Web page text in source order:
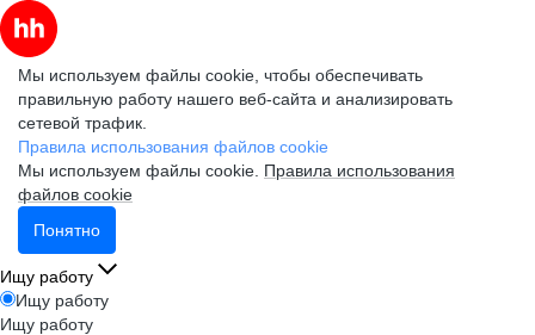
Мы используем файлы cookie, чтобы обеспечивать
правильную работу нашего веб-сайта и анализировать
сетевой трафик.
Правила использования файлов cookie
Мы используем файлы cookie. Правила использования
файлов cookie
Понятно
Ищу работу
Ищу работу
Ищу работу